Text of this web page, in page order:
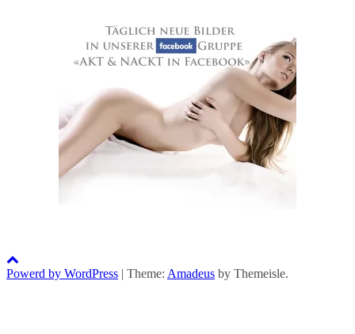
Powerd by WordPress | Theme: Amadeus by Themeisle.